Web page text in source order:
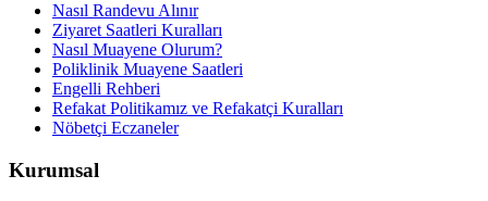
Nasıl Randevu Alınır
Ziyaret Saatleri Kuralları
Nasıl Muayene Olurum?
Poliklinik Muayene Saatleri
Engelli Rehberi
Refakat Politikamız ve Refakatçi Kuralları
Nöbetçi Eczaneler
Kurumsal